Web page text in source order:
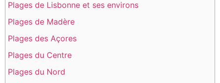
Plages de Lisbonne et ses environs
Plages de Madère
Plages des Açores
Plages du Centre
Plages du Nord